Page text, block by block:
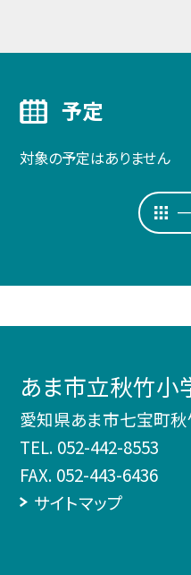
予定
対象の予定はありません
あま市立秋竹小
愛知県あま市七宝町
TEL. 052-442-8553
FAX. 052-443-6436
サイトマップ